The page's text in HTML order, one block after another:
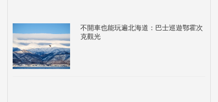
不開車也能玩遍北海道：巴士巡遊鄂霍次
克觀光